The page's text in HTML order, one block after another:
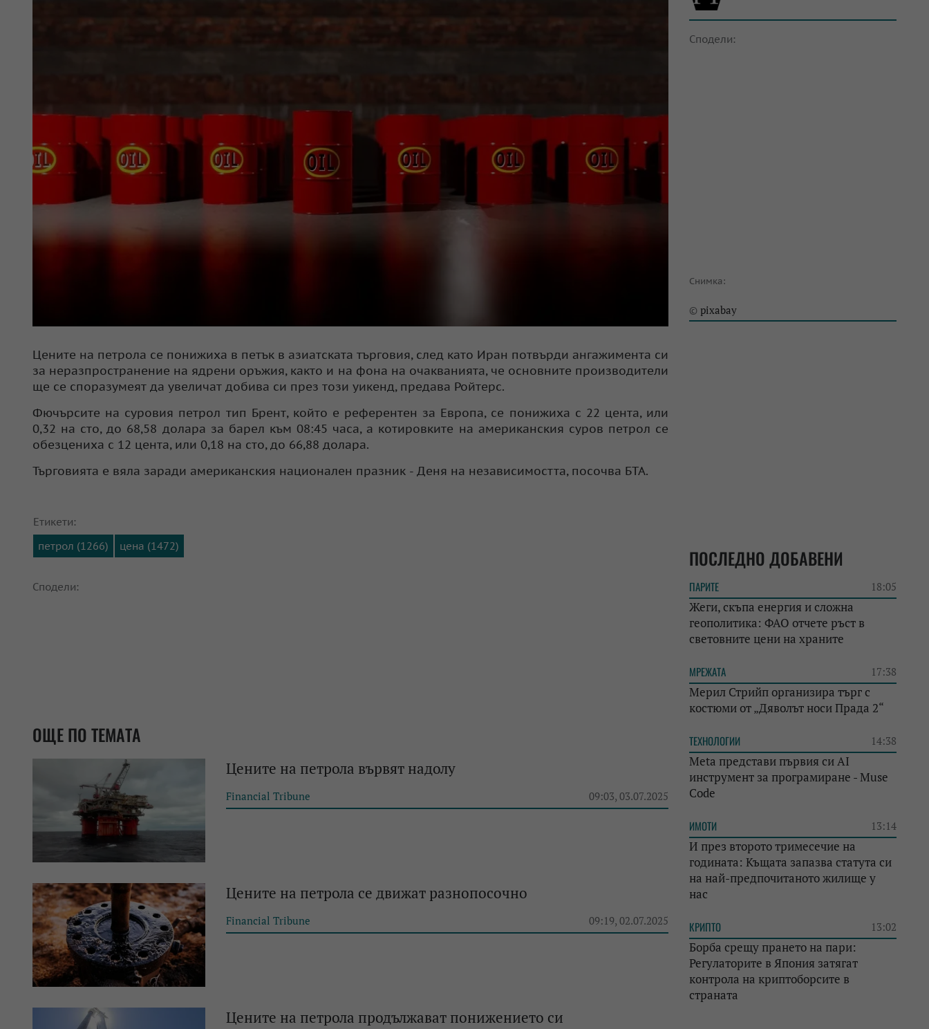
Сподели:
Снимка:
© pixabay
Цените на петрола се понижиха в петък в азиатската търговия, след като Иран потвърди ангажимента си
за неразпространение на ядрени оръжия, както и на фона на очакванията, че основните производители
ще се споразумеят да увеличат добива си през този уикенд, предава Ройтерс.
Фючърсите на суровия петрол тип Брент, който е референтен за Европа, се понижиха с 22 цента, или
0,32 на сто, до 68,58 долара за барел към 08:45 часа, а котировките на американския суров петрол се
обезцениха с 12 цента, или 0,18 на сто, до 66,88 долара.
Търговията е вяла заради американския национален празник - Деня на независимостта, посочва БТА.
Етикети:
петрол (1266)
цена (1472)
Сподели:
ОЩЕ ПО ТЕМАТА
Цените на петрола вървят надолу
Financial Tribune 09:03, 03.07.2025
Цените на петрола се движат разнопосочно
Financial Tribune 09:19, 02.07.2025
Цените на петрола продължават понижението си
ПОСЛЕДНО ДОБАВЕНИ
ПАРИТЕ 18:05
Жеги, скъпа енергия и сложна
геополитика: ФАО отчете ръст в
световните цени на храните
МРЕЖАТА 17:38
Мерил Стрийп организира търг с
костюми от „Дяволът носи Прада 2“
ТЕХНОЛОГИИ 14:38
Meta представи първия си AI
инструмент за програмиране - Muse
Code
ИМОТИ 13:14
И през второто тримесечие на
годината: Къщата запазва статута си
на най-предпочитаното жилище у
нас
КРИПТО 13:02
Борба срещу прането на пари:
Регулаторите в Япония затягат
контрола на криптоборсите в
страната